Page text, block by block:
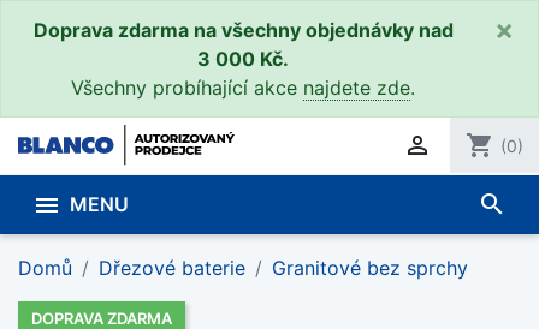
Doprava zdarma na všechny objednávky nad
3 000 Kč.
Všechny probíhající akce najdete zde.
×
 shopping_cart (0)
 MENU search
Domů Dřezové baterie Granitové bez sprchy
DOPRAVA ZDARMA